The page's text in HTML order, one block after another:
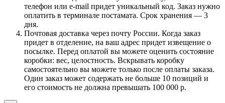
телефон или e-mail придет уникальный код. Заказ нужно
оплатить в терминале постамата. Срок хранения — 3
дня.
Почтовая доставка через почту России. Когда заказ
придет в отделение, на ваш адрес придет извещение о
посылке. Перед оплатой вы можете оценить состояние
коробки: вес, целостность. Вскрывать коробку
самостоятельно вы можете только после оплаты заказа.
Один заказ может содержать не больше 10 позиций и
его стоимость не должна превышать 100 000 р.